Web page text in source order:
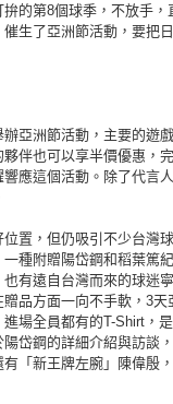
的第8個球季，不放手
生了亞洲節活動，要把
亞洲節活動，主要的遊
伴也可以享半價優惠，
應這個活動。除了代言
置，但仍吸引不少台灣
種附贈陽岱鋼和稻葉篤
有遠自台灣而來的球迷
品方面一向不手軟，3
場全員都有的T-Shirt，
岱鋼的詳細介紹與訪談
「新王牌左腕」陳偉殷